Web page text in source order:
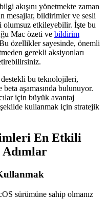
akışını yönetmekte zaman
mesajlar, bildirimler ve sesli
olumsuz etkileyebilir. İşte bu
Mac özeti ve bildirim
özellikler sayesinde, önemli
gerekli aksiyonları
destekli bu teknolojileri,
aşamasında bulunuyor.
için büyük avantaj
kullanmak için stratejik
En Etkili
sürümüne sahip olmanız